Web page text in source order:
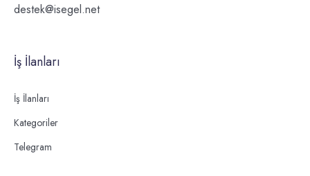
destek@isegel.net
İş İlanları
İş İlanları
Kategoriler
Telegram